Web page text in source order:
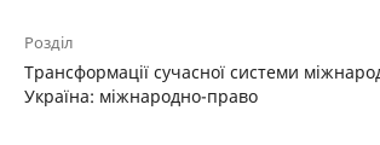
Розділ
Трансформації сучасної системи
Україна: міжнародно-право